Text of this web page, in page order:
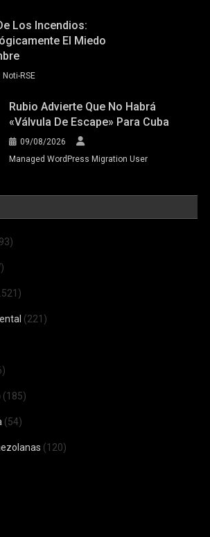
Los Incendios:
El Miedo
Noti-RSE
Rubio Advierte Que No Habrá
«válvula De Escape» Para Cuba
09/08/2026
Managed WordPress Migration User
(221)
(185)
(54)
(120)